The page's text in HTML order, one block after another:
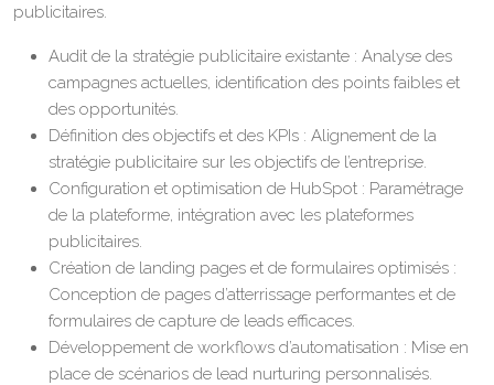
publicitaires.
Audit de la stratégie publicitaire existante : Analyse des
campagnes actuelles, identification des points faibles et
des opportunités.
Définition des objectifs et des KPIs : Alignement de la
stratégie publicitaire sur les objectifs de l’entreprise.
Configuration et optimisation de HubSpot : Paramétrage
de la plateforme, intégration avec les plateformes
publicitaires.
Création de landing pages et de formulaires optimisés :
Conception de pages d’atterrissage performantes et de
formulaires de capture de leads efficaces.
Développement de workflows d’automatisation : Mise en
place de scénarios de lead nurturing personnalisés.